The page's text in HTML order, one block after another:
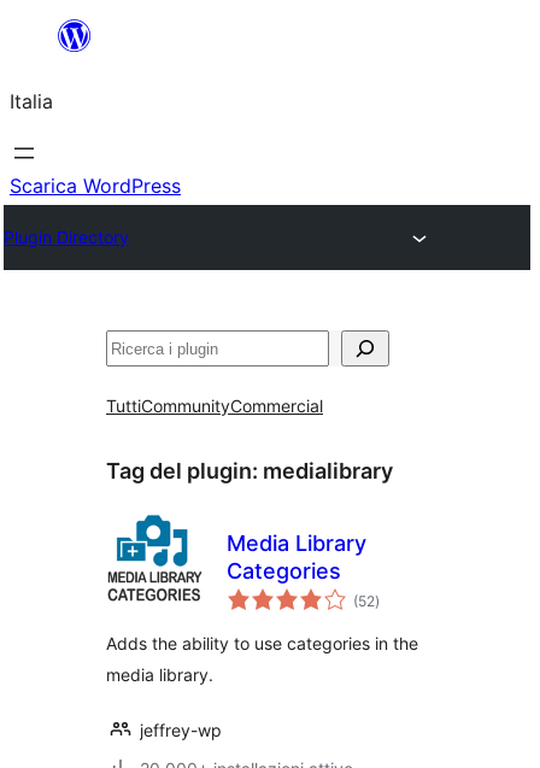
contenuto
Italia
Scarica WordPress
Plugin Directory
Cerca
TuttiCommunityCommercial
Tag del plugin: medialibrary
Media Library
Categories
(52valutazioni
totali
)
Adds the ability to use categories in the
media library.
jeffrey-wp